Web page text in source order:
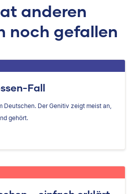
anderen
noch gefallen
Fall
Deutschen. Der Genitiv zeigt meist an,
gehört.